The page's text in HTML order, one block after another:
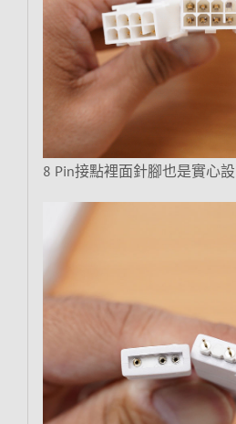
8 Pin接點裡面針腳也是實心設